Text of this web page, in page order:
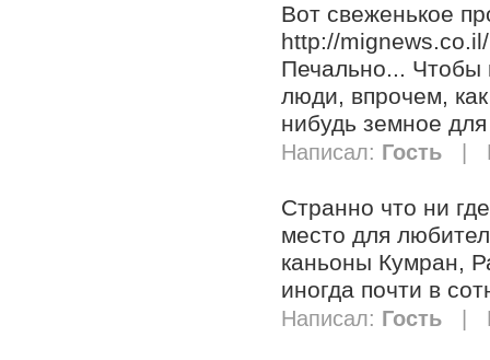
Вот свеженькое
http://
Печально... Чтобы
люди, впрочем,
нибудь земное
Написал: Гость |
Странно что ни
место для
каньоны Кумран,
иногда почти в
Написал: Гость |